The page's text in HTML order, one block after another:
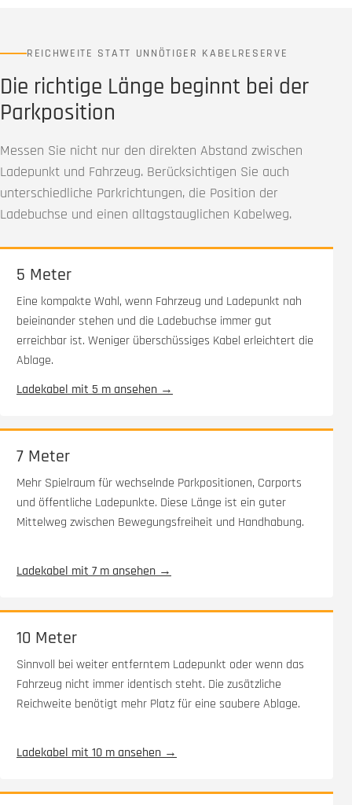
REICHWEITE STATT UNNÖTIGER KABELRESERVE
Die richtige Länge beginnt bei der
Parkposition
Messen Sie nicht nur den direkten Abstand zwischen
Ladepunkt und Fahrzeug. Berücksichtigen Sie auch
unterschiedliche Parkrichtungen, die Position der
Ladebuchse und einen alltagstauglichen Kabelweg.
5 Meter
Eine kompakte Wahl, wenn Fahrzeug und Ladepunkt nah
beieinander stehen und die Ladebuchse immer gut
erreichbar ist. Weniger überschüssiges Kabel erleichtert die
Ablage.
Ladekabel mit 5 m ansehen →
7 Meter
Mehr Spielraum für wechselnde Parkpositionen, Carports
und öffentliche Ladepunkte. Diese Länge ist ein guter
Mittelweg zwischen Bewegungsfreiheit und Handhabung.
Ladekabel mit 7 m ansehen →
10 Meter
Sinnvoll bei weiter entferntem Ladepunkt oder wenn das
Fahrzeug nicht immer identisch steht. Die zusätzliche
Reichweite benötigt mehr Platz für eine saubere Ablage.
Ladekabel mit 10 m ansehen →